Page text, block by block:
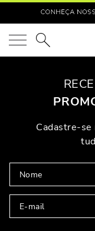
O que você está
Cadastre-se